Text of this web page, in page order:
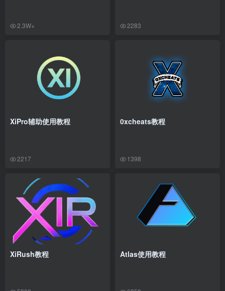
2.3W+ 2283
XiPro辅助使用教程
2217
0xcheats教程
1398
XiRush教程 Atlas使用教程